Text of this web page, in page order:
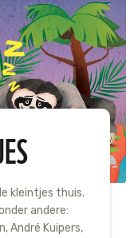
kleintjes thuis.
andere:
André Kuipers,